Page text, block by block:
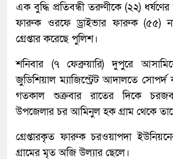
এক বুদ্ধি প্রতিবন্ধী তরুণীকে (২২)
ফারুক ওরফে ড্রাইভার ফারুক (৫৫)
গ্রেপ্তার করেছে পুলিশ।
শনিবার (৭ ফেব্রুয়ারি) দুপুরে
জুডিশিয়াল ম্যাজিস্ট্রেট আদালতে
গতকাল শুক্রবার রাতের দিকে
উপজেলার চর আমিনুল হক গ্রাম থেকে
গ্রেপ্তারকৃত ফারুক চরওয়াপদা
গ্রামের মৃত অজি উল্যার ছেলে।